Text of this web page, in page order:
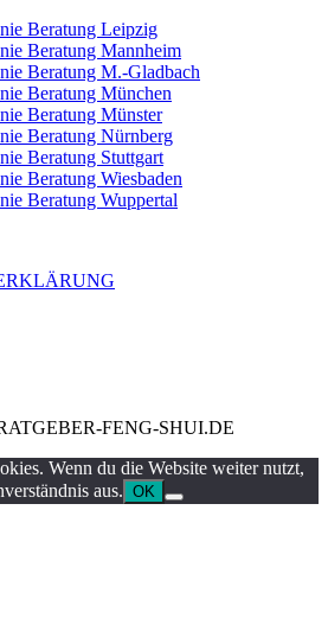
Beratung Leipzig
Beratung Mannheim
Beratung M.-Gladbach
Beratung München
Beratung Münster
Beratung Nürnberg
Beratung Stuttgart
Beratung Wiesbaden
Beratung Wuppertal
FENG-SHUI.DE
Wenn du die Website weiter nutzt,
aus. OK